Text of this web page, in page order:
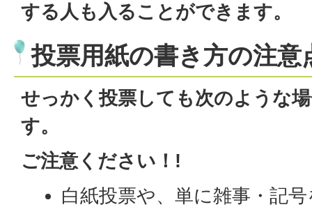
する人も入ることができます。
投票用紙の書き方の注意
せっかく投票しても次のような
す。
ご注意ください！!
白紙投票や、単に雑事・記